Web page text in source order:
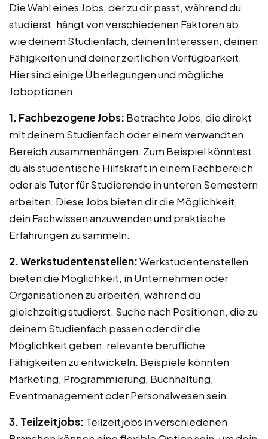
Die Wahl eines Jobs, der zu dir passt, während du
studierst, hängt von verschiedenen Faktoren ab,
wie deinem Studienfach, deinen Interessen, deinen
Fähigkeiten und deiner zeitlichen Verfügbarkeit.
Hier sind einige Überlegungen und mögliche
Joboptionen:
1. Fachbezogene Jobs: Betrachte Jobs, die direkt
mit deinem Studienfach oder einem verwandten
Bereich zusammenhängen. Zum Beispiel könntest
du als studentische Hilfskraft in einem Fachbereich
oder als Tutor für Studierende in unteren Semestern
arbeiten. Diese Jobs bieten dir die Möglichkeit,
dein Fachwissen anzuwenden und praktische
Erfahrungen zu sammeln.
2. Werkstudentenstellen:Werkstudentenstellen
bieten die Möglichkeit, in Unternehmen oder
Organisationen zu arbeiten, während du
gleichzeitig studierst. Suche nach Positionen, die zu
deinem Studienfach passen oder dir die
Möglichkeit geben, relevante berufliche
Fähigkeiten zu entwickeln. Beispiele könnten
Marketing, Programmierung, Buchhaltung,
Eventmanagement oder Personalwesen sein.
3. Teilzeitjobs: Teilzeitjobs in verschiedenen